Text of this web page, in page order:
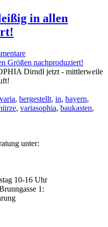
in allen
Dirndl jetzt - mittlerweile
, hergestellt, in, bayern,
, variasophia, baukasten,
unter:
10-16 Uhr
1: